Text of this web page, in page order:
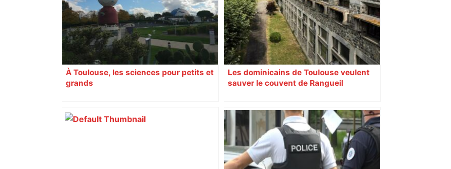
À Toulouse, les sciences pour petits et
grands
Les dominicains de Toulouse veulent
sauver le couvent de Rangueil